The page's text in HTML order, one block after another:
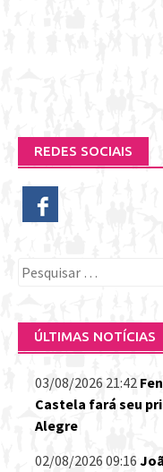
REDES SOCIAIS
Pesquisar
ÚLTIMAS NOTÍCIAS
03/08/2026 21:42
Castela fará seu
Alegre
02/08/2026 09:16